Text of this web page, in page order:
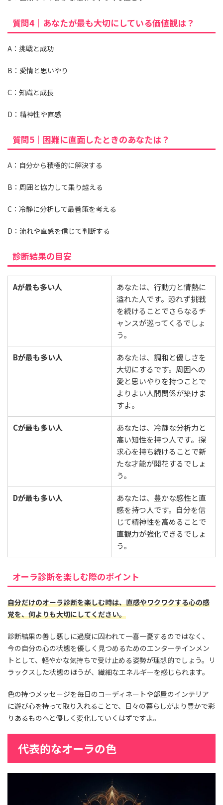
質問4｜あなたが最も大切にしている価値観は？
A：挑戦と成功
B：愛情と思いやり
C：知識と成長
D：精神性や直感
質問5｜困難に直面したときのあなたは？
A：自分から積極的に解決する
B：周囲と協力して乗り越える
C：冷静に分析して最善策を考える
D：流れや直感を信じて判断する
診断結果の目安
Aが最も多い人
あなたは、行動力と情熱に
溢れた人です。恐れず挑戦
を続けることでさらなるチ
ャンスが巡ってくるでしょ
う。
Bが最も多い人
あなたは、調和と優しさを
大切にするです。周囲への
愛と思いやりを持つことで
よりよい人間関係が築けま
すよ。
Cが最も多い人
あなたは、冷静な分析力と
高い知性を持つ人です。探
求心を持ち続けることで新
たな才能が開花するでしょ
う。
Dが最も多い人
あなたは、豊かな感性と直
感を持つ人です。自分を信
じて精神性を高めることで
直観力が強化できるでしょ
う。
オーラ診断を楽しむ際のポイント
自分だけのオーラ診断を楽しむ時は、直感やワクワクする心の感
覚を、何よりも大切にしてください。
診断結果の善し悪しに過度に囚われて一喜一憂するのではなく、
今の自分の心の状態を優しく見つめるためのエンターテインメン
トとして、軽やかな気持ちで受け止める姿勢が理想的でしょう。リ
ラックスした状態のほうが、繊細なエネルギーを感じられます。
色の持つメッセージを毎日のコーディネートや部屋のインテリア
に遊び心を持って取り入れることで、日々の暮らしがより豊かで彩
りあるものへと優しく変化していくはずですよ。
代表的なオーラの色